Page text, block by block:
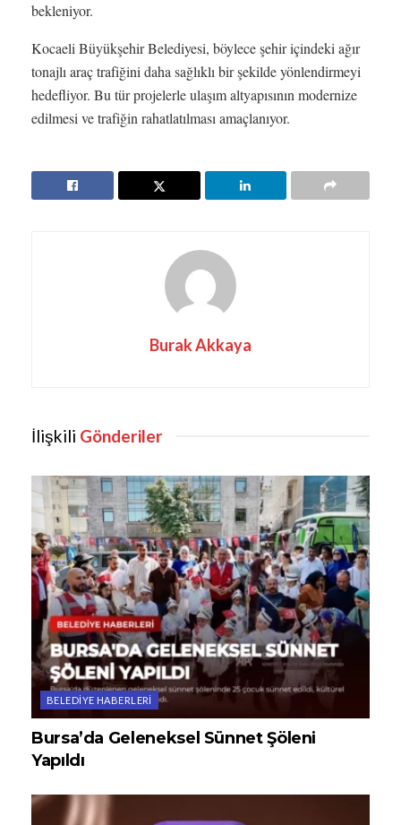
bekleniyor.
Kocaeli Büyükşehir Belediyesi, böylece şehir içindeki ağır
tonajlı araç trafiğini daha sağlıklı bir şekilde yönlendirmeyi
hedefliyor. Bu tür projelerle ulaşım altyapısının modernize
edilmesi ve trafiğin rahatlatılması amaçlanıyor.
Burak Akkaya
İlişkili Gönderiler
BELEDIYE HABERLERI
Bursa’da Geleneksel Sünnet Şöleni
Yapıldı